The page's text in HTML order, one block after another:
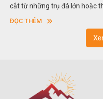
trong các vườn cảnh. Hay
sơn”. Nghệ thuật hòn non
ngoạn và phong thủy trong
ĐỌC THÊM